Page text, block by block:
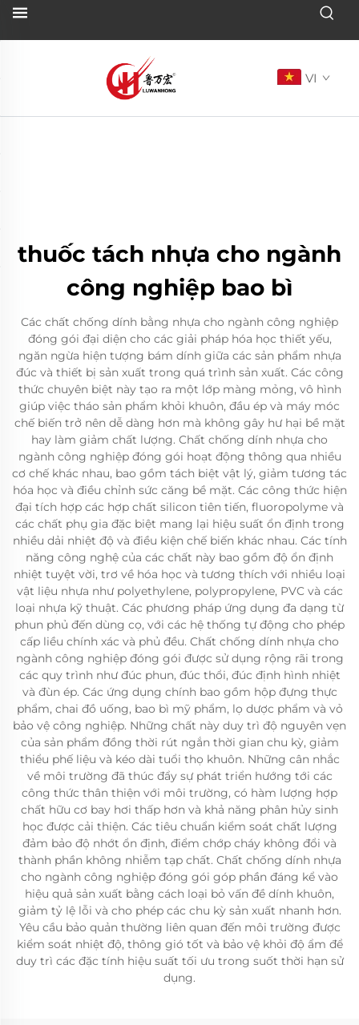
VI
thuốc tách nhựa cho ngành
công nghiệp bao bì
Các chất chống dính bằng nhựa cho ngành công nghiệp
đóng gói đại diện cho các giải pháp hóa học thiết yếu,
ngăn ngừa hiện tượng bám dính giữa các sản phẩm nhựa
đúc và thiết bị sản xuất trong quá trình sản xuất. Các công
thức chuyên biệt này tạo ra một lớp màng mỏng, vô hình
giúp việc tháo sản phẩm khỏi khuôn, đầu ép và máy móc
chế biến trở nên dễ dàng hơn mà không gây hư hại bề mặt
hay làm giảm chất lượng. Chất chống dính nhựa cho
ngành công nghiệp đóng gói hoạt động thông qua nhiều
cơ chế khác nhau, bao gồm tách biệt vật lý, giảm tương tác
hóa học và điều chỉnh sức căng bề mặt. Các công thức hiện
đại tích hợp các hợp chất silicon tiên tiến, fluoropolyme và
các chất phụ gia đặc biệt mang lại hiệu suất ổn định trong
nhiều dải nhiệt độ và điều kiện chế biến khác nhau. Các tính
năng công nghệ của các chất này bao gồm độ ổn định
nhiệt tuyệt vời, trơ về hóa học và tương thích với nhiều loại
vật liệu nhựa như polyethylene, polypropylene, PVC và các
loại nhựa kỹ thuật. Các phương pháp ứng dụng đa dạng từ
phun phủ đến dùng cọ, với các hệ thống tự động cho phép
cấp liều chính xác và phủ đều. Chất chống dính nhựa cho
ngành công nghiệp đóng gói được sử dụng rộng rãi trong
các quy trình như đúc phun, đúc thổi, đúc định hình nhiệt
và đùn ép. Các ứng dụng chính bao gồm hộp đựng thực
phẩm, chai đồ uống, bao bì mỹ phẩm, lọ dược phẩm và vỏ
bảo vệ công nghiệp. Những chất này duy trì độ nguyên vẹn
của sản phẩm đồng thời rút ngắn thời gian chu kỳ, giảm
thiểu phế liệu và kéo dài tuổi thọ khuôn. Những cân nhắc
về môi trường đã thúc đẩy sự phát triển hướng tới các
công thức thân thiện với môi trường, có hàm lượng hợp
chất hữu cơ bay hơi thấp hơn và khả năng phân hủy sinh
học được cải thiện. Các tiêu chuẩn kiểm soát chất lượng
đảm bảo độ nhớt ổn định, điểm chớp cháy không đổi và
thành phần không nhiễm tạp chất. Chất chống dính nhựa
cho ngành công nghiệp đóng gói góp phần đáng kể vào
hiệu quả sản xuất bằng cách loại bỏ vấn đề dính khuôn,
giảm tỷ lệ lỗi và cho phép các chu kỳ sản xuất nhanh hơn.
Yêu cầu bảo quản thường liên quan đến môi trường được
kiểm soát nhiệt độ, thông gió tốt và bảo vệ khỏi độ ẩm để
duy trì các đặc tính hiệu suất tối ưu trong suốt thời hạn sử
dụng.